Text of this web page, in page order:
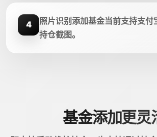
4
照片识别添加基金当前支持支付
持仓截图。
基金添加更灵